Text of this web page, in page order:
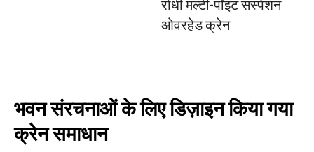
रोधी मल्टी-पॉइंट सस्पेंशन
ओवरहेड क्रेन
भवन संरचनाओं के लिए डिज़ाइन किया गया
क्रेन समाधान